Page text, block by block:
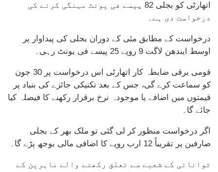
اتھارٹی کو بجلی 82 پیسے فی یونٹ مہنگی کرنے کی
درخواست دی ہے۔
درخواست کے مطابق مئی کے دوران بجلی کی پیداوار پر
اوسط ایندھن لاگت 9 روپے 25 پیسے فی یونٹ رہی۔
قومی برقی ضابطہ کار اتھارٹی اس درخواست پر 30 جون
کو سماعت کرے گی، جس کے بعد تکنیکی جائزے کی بنیاد پر
قیمتوں میں اضافے یا موجودہ نرخ برقرار رکھنے کا فیصلہ کیا
جائے گا۔
اگر درخواست منظور کر لی گئی تو ملک بھر کے بجلی
صارفین پر تقریباً 12 ارب روپے کا اضافی مالی بوجھ پڑے گا۔
توانائی کے شعبے سے تعلق رکھنے والے ماہرین کے